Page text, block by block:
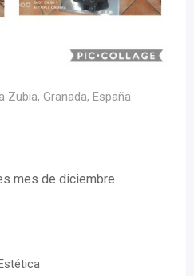
Zubia, Granada, España
mes de diciembre